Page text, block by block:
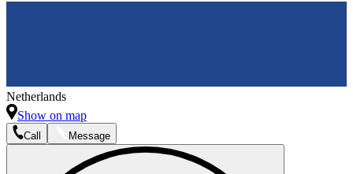
Netherlands
Show on map
Call Message